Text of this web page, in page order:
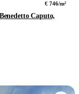
€ 746/m²
Caputo,